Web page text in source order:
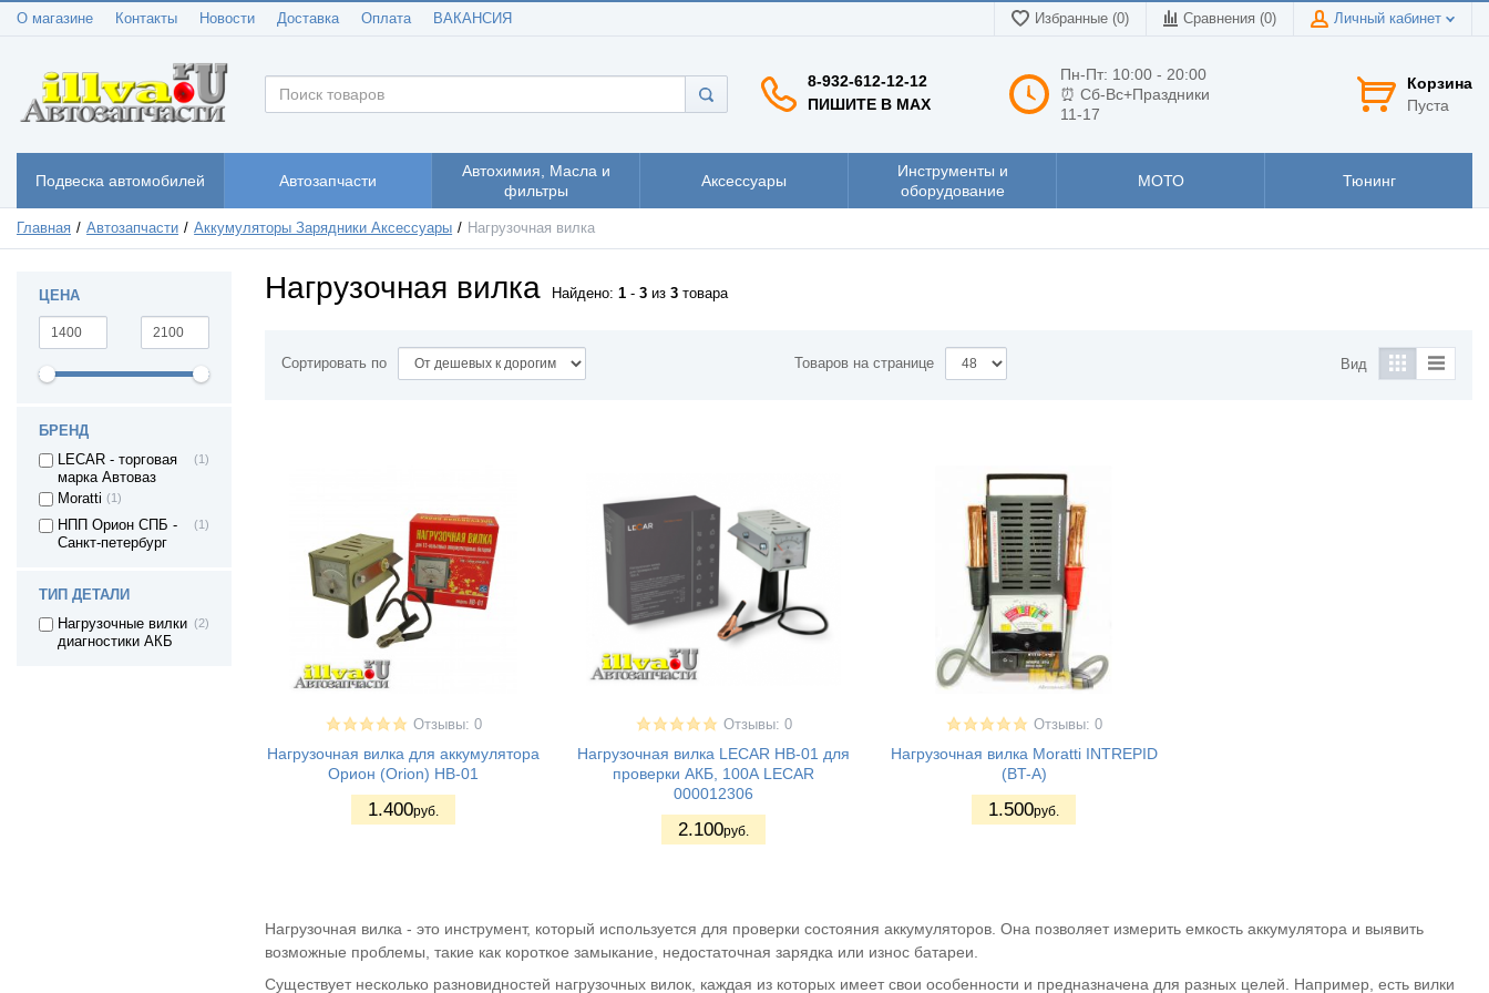
О магазине Контакты Новости Доставка Оплата ВАКАНСИЯ Избранные (0) Сравнения (0) Личный кабинет
8-932-612-12-12
ПИШИТЕ В MAX
Пн-Пт: 10:00 - 20:00
⏰ Сб-Вс+Праздники
11-17
Корзина
Пуста
Подвеска автомобилей Автозапчасти
Автохимия, Масла и
фильтры
Аксессуары
Инструменты и
оборудование
МОТО Тюнинг
Главная Автозапчасти Аккумуляторы Зарядники Аксессуары Нагрузочная вилка
ЦЕНА
БРЕНД
LECAR - торговая
марка Автоваз
(1)
Moratti (1)
НПП Орион СПБ -
Санкт-петербург
(1)
ТИП ДЕТАЛИ
Нагрузочные вилки
диагностики АКБ
(2)
Нагрузочная вилка Найдено: 1 - 3 из 3 товара
Сортировать по Товаров на странице Вид
Отзывы: 0
Нагрузочная вилка для аккумулятора
Орион (Orion) НВ-01
1.400руб.
Отзывы: 0
Нагрузочная вилка LECAR НВ-01 для
проверки АКБ, 100А LECAR
000012306
2.100руб.
Отзывы: 0
Нагрузочная вилка Moratti INTREPID
(BT-A)
1.500руб.
Нагрузочная вилка - это инструмент, который используется для проверки состояния аккумуляторов. Она позволяет измерить емкость аккумулятора и выявить
возможные проблемы, такие как короткое замыкание, недостаточная зарядка или износ батареи.
Существует несколько разновидностей нагрузочных вилок, каждая из которых имеет свои особенности и предназначена для разных целей. Например, есть вилки